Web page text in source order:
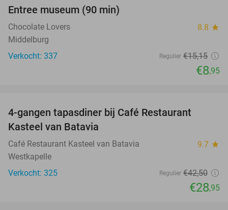
Entree museum (90 min)
Chocolate Lovers 8.8 star
Middelburg
Verkocht: 337
Regulier €15,15
€8,95
4-gangen tapasdiner bij Café Restaurant
Kasteel van Batavia
Café Restaurant Kasteel van Batavia 9.7 star
Westkapelle
Verkocht: 325
Regulier €42,50
€28,95